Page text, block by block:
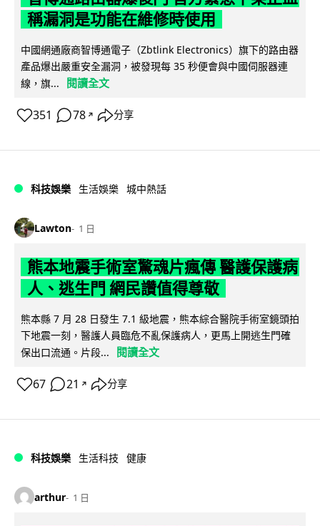
稱漏洞是功能在維修時使用
中國網通廠商智博通電子（Zbtlink Electronics）旗下的路由器
產品爆出嚴重安全漏洞，被發現每 35 秒便會與中國伺服器連
線，旗...
閱讀全文
351 78 ↗ 分享
科技娛樂 生活娛樂 城中熱話
Lawton 1 日
熊本地震手術室驚魂片瘋傳 醫護保護病
人、逃生門 網民讚值得尊敬
熊本縣 7 月 28 日發生 7.1 級地震，熊本綜合醫院手術室鏡頭拍
下地震一刻，醫護人員臨危不亂保護病人，更馬上開逃生門確
保出口流通。片段...
閱讀全文
67 21 ↗ 分享
科技娛樂 生活科技 健康
arthur 1 日